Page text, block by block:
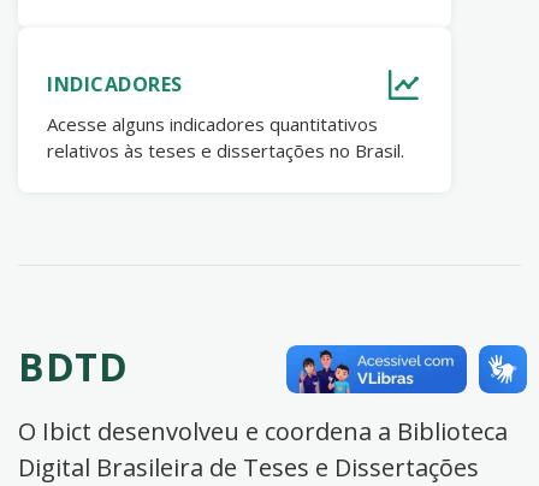
INDICADORES
Acesse alguns indicadores quantitativos
relativos às teses e dissertações no Brasil.
BDTD
O Ibict desenvolveu e coordena a Biblioteca
Digital Brasileira de Teses e Dissertações